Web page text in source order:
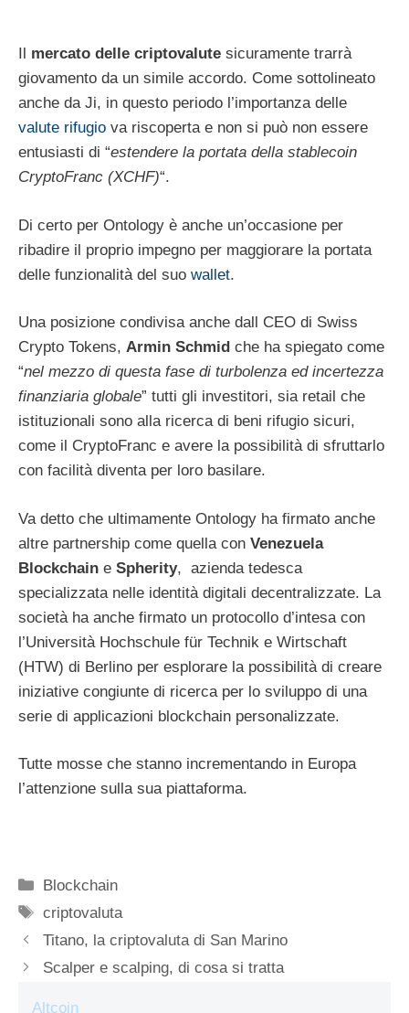
mercato delle criptovalute sicuramente trarrà
giovamento da un simile accordo. Come sottolineato
anche da Ji, in questo periodo l’importanza delle
valute rifugio va riscoperta e non si può non essere
entusiasti di “estendere la portata della stablecoin
CryptoFranc (XCHF)“.
Di certo per Ontology è anche un’occasione per
ribadire il proprio impegno per maggiorare la portata
delle funzionalità del suo wallet.
Una posizione condivisa anche dall CEO di Swiss
Crypto Tokens, Armin Schmid che ha spiegato come
“nel mezzo di questa fase di turbolenza ed incertezza
finanziaria globale” tutti gli investitori, sia retail che
istituzionali sono alla ricerca di beni rifugio sicuri,
come il CryptoFranc e avere la possibilità di sfruttarlo
con facilità diventa per loro basilare.
Va detto che ultimamente Ontology ha firmato anche
altre partnership come quella con Venezuela
Blockchain e Spherity, azienda tedesca
specializzata nelle identità digitali decentralizzate. La
società ha anche firmato un protocollo d’intesa con
l’Università Hochschule für Technik e Wirtschaft
(HTW) di Berlino per esplorare la possibilità di creare
iniziative congiunte di ricerca per lo sviluppo di una
serie di applicazioni blockchain personalizzate.
Tutte mosse che stanno incrementando in Europa
l’attenzione sulla sua piattaforma.
Categorie
Blockchain
Tag
criptovaluta
Titano, la criptovaluta di San Marino
Scalper e scalping, di cosa si tratta
Altcoin